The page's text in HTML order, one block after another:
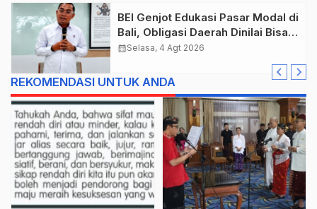
BEI Genjot Edukasi Pasar Modal di
Bali, Obligasi Daerah Dinilai Bisa
Jadi Mesin Percepatan
calendar_monthSelasa, 4 Agt 2026
REKOMENDASI UNTUK ANDA